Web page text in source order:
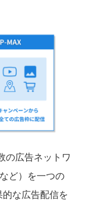
の広告ネットワ
ど）を一つの
な広告配信を